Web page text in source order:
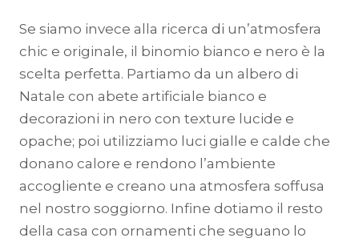
Se siamo invece alla ricerca di un’atmosfera
chic e originale, il binomio bianco e nero è la
scelta perfetta. Partiamo da un albero di
Natale con abete artificiale bianco e
decorazioni in nero con texture lucide e
opache; poi utilizziamo luci gialle e calde che
donano calore e rendono l’ambiente
accogliente e creano una atmosfera soffusa
nel nostro soggiorno. Infine dotiamo il resto
della casa con ornamenti che seguano lo